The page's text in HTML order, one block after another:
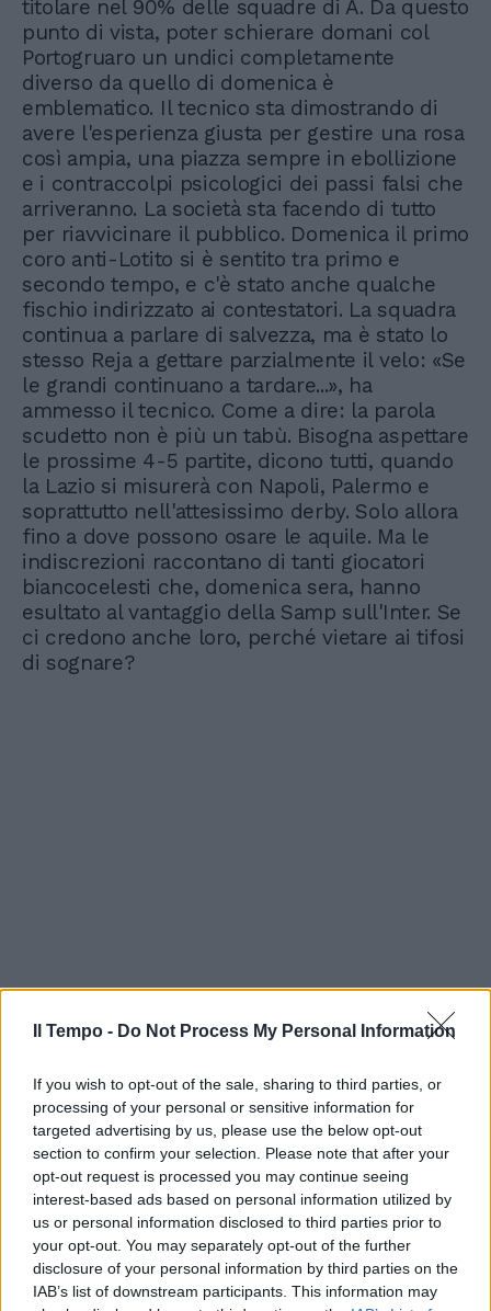
Il Tempo - Do Not Process My Personal Information
If you wish to opt-out of the sale, sharing to third parties, or
processing of your personal or sensitive information for
targeted advertising by us, please use the below opt-out
section to confirm your selection. Please note that after your
opt-out request is processed you may continue seeing
interest-based ads based on personal information utilized by
us or personal information disclosed to third parties prior to
your opt-out. You may separately opt-out of the further
disclosure of your personal information by third parties on the
IAB’s list of downstream participants. This information may
titolare nel 90% delle squadre di A. Da questo
punto di vista, poter schierare domani col
Portogruaro un undici completamente
diverso da quello di domenica è
emblematico. Il tecnico sta dimostrando di
avere l'esperienza giusta per gestire una rosa
così ampia, una piazza sempre in ebollizione
e i contraccolpi psicologici dei passi falsi che
arriveranno. La società sta facendo di tutto
per riavvicinare il pubblico. Domenica il primo
coro anti-Lotito si è sentito tra primo e
secondo tempo, e c'è stato anche qualche
fischio indirizzato ai contestatori. La squadra
continua a parlare di salvezza, ma è stato lo
stesso Reja a gettare parzialmente il velo: «Se
le grandi continuano a tardare...», ha
ammesso il tecnico. Come a dire: la parola
scudetto non è più un tabù. Bisogna aspettare
le prossime 4-5 partite, dicono tutti, quando
la Lazio si misurerà con Napoli, Palermo e
soprattutto nell'attesissimo derby. Solo allora
fino a dove possono osare le aquile. Ma le
indiscrezioni raccontano di tanti giocatori
biancocelesti che, domenica sera, hanno
esultato al vantaggio della Samp sull'Inter. Se
ci credono anche loro, perché vietare ai tifosi
di sognare?
In evidenza